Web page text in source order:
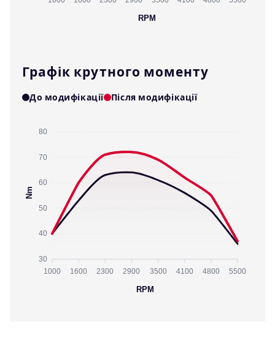
RPM
Графік крутного моменту
До модифікації Після модифікації
80
70
60
50
40
30
Nm
1000 1600 2300 2900 3500 4100 4800 5500
RPM